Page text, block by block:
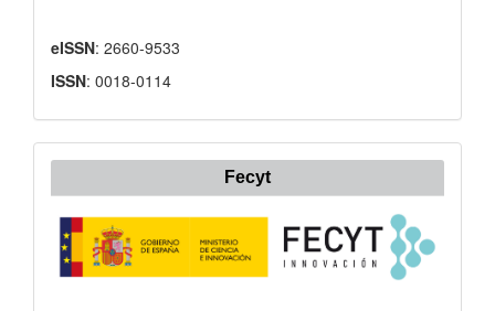
eISSN: 2660-9533
ISSN: 0018-0114
Fecyt